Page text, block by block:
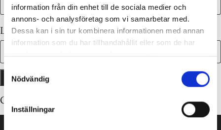
information från din enhet till de sociala medier och
annons- och analysföretag som vi samarbetar med.
Dessa kan i sin tur kombinera informationen med annan
information som du har tillhandahållit eller som de har
samlat in när du har använt deras tjänster.
Samtyckesval
Nödvändig
Inställningar
Lösenord* Obligatoriskt
Logga in
Glömt ditt lösenord?